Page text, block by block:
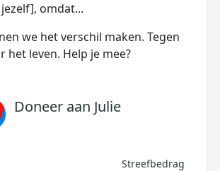
omdat...
we het verschil maken. Tegen
het leven. Help je mee?
Doneer aan Julie
Streefbedrag